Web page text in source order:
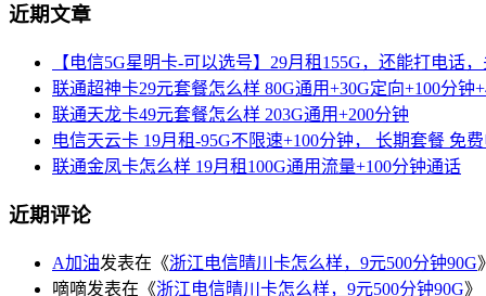
近期文章
【电信5G星明卡-可以选号】29月租155G，还能打电话
联通超神卡29元套餐怎么样 80G通用+30G定向+100分钟
联通天龙卡49元套餐怎么样 203G通用+200分钟
电信天云卡 19月租-95G不限速+100分钟， 长期套餐 免
联通金凤卡怎么样 19月租100G通用流量+100分钟通话
近期评论
A加油发表在《浙江电信晴川卡怎么样，9元500分钟90G
嘀嘀发表在《浙江电信晴川卡怎么样，9元500分钟90G》